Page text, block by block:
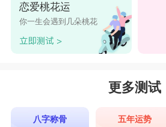
恋爱桃花运
你一生会遇到几朵桃花
更多测试
八字称骨 五年运势